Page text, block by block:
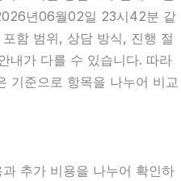
년06월02일 23시42분 같
함 범위, 상담 방식, 진행 절
내가 다를 수 있습니다. 따라
기준으로 항목을 나누어 비교
추가 비용을 나누어 확인하